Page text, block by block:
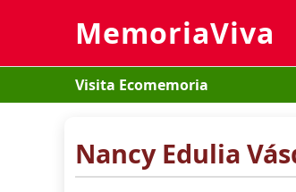
MemoriaViva
Visita Ecomemoria
Nancy Edulia